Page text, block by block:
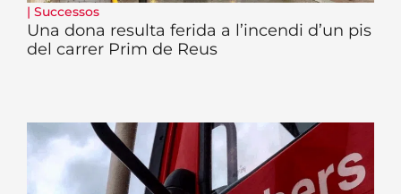
| Successos
Una dona resulta ferida a l’incendi d’un pis
del carrer Prim de Reus